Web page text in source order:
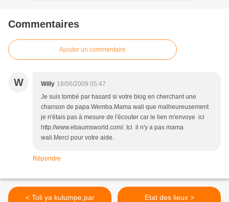
Commentaires
Ajouter un commentaire
W Willy 18/06/2009 05:47
Je suis tombé par hasard si votre blog en cherchant une
chanson de papa Wemba.Mama wali que malheureusement
je n'étais pas à mesure de l'écouter car le lien m'envoye ici
http://www.ebaumsworld.com/. Ici il n'y a pas mama
wali.Merci pour votre aide.
Répondre
< Toli ya kulumpe,par
Etat des lieux >